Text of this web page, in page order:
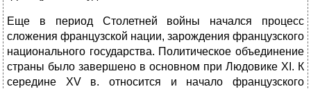
Еще в период Столетней войны начался процесс
сложения французской нации, зарождения французского
национального государства. Политическое объединение
страны было завершено в основном при Людовике XI. К
середине XV в. относится и начало французского